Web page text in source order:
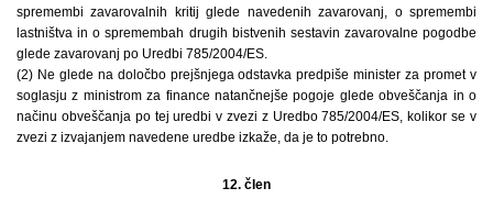
spremembi zavarovalnih kritij glede navedenih zavarovanj, o spremembi
lastništva in o spremembah drugih bistvenih sestavin zavarovalne pogodbe
glede zavarovanj po Uredbi 785/2004/ES.
(2) Ne glede na določbo prejšnjega odstavka predpiše minister za promet v
soglasju z ministrom za finance natančnejše pogoje glede obveščanja in o
načinu obveščanja po tej uredbi v zvezi z Uredbo 785/2004/ES, kolikor se v
zvezi z izvajanjem navedene uredbe izkaže, da je to potrebno.
12. člen